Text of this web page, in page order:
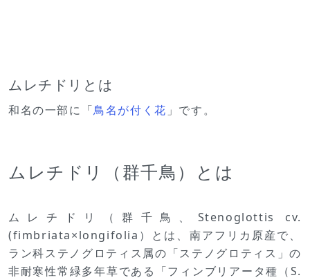
ムレチドリとは
和名の一部に「鳥名が付く花 」です。
ムレチドリ（群千鳥）とは
ムレチドリ（群千鳥、Stenoglottis cv.
(fimbriata×longifolia）とは、南アフリカ原産で、
ラン科ステノグロティス属の「ステノグロティス」の
非耐寒性常緑多年草である「フィンブリアータ種（S.